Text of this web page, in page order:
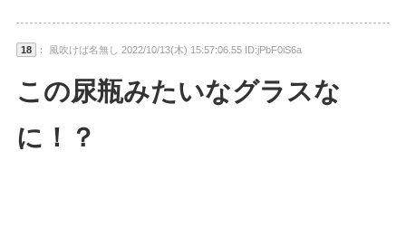
18 ： 風吹けば名無し 2022/10/13(木) 15:57:06.55 ID:jPbF0iS6a
この尿瓶みたいなグラスな
に！？